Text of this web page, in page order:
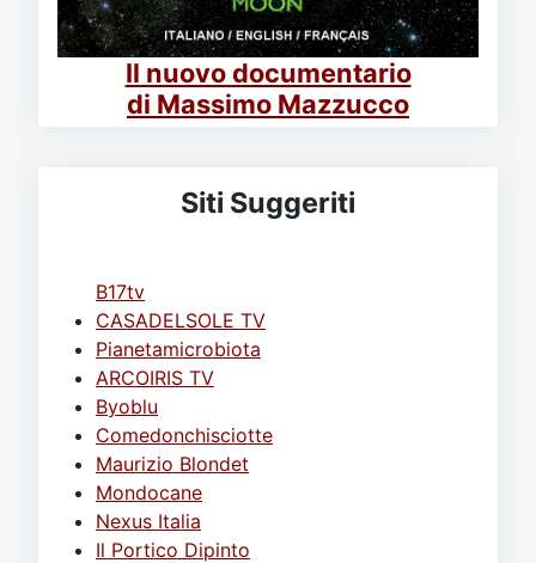
Il nuovo documentario
di Massimo Mazzucco
Siti Suggeriti
B17tv
CASADELSOLE TV
Pianetamicrobiota
ARCOIRIS TV
Byoblu
Comedonchisciotte
Maurizio Blondet
Mondocane
Nexus Italia
Il Portico Dipinto